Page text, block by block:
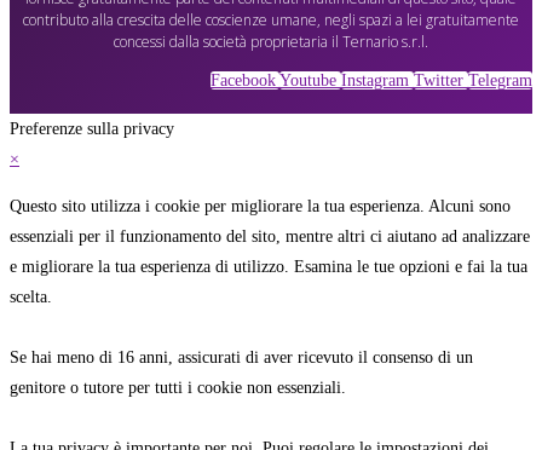
contributo alla crescita delle coscienze umane, negli spazi a lei gratuitamente
concessi dalla società proprietaria il Ternario s.r.l.
Facebook Youtube Instagram Twitter Telegram
Preferenze sulla privacy
×
Questo sito utilizza i cookie per migliorare la tua esperienza. Alcuni sono
essenziali per il funzionamento del sito, mentre altri ci aiutano ad analizzare
e migliorare la tua esperienza di utilizzo. Esamina le tue opzioni e fai la tua
scelta.
Se hai meno di 16 anni, assicurati di aver ricevuto il consenso di un
genitore o tutore per tutti i cookie non essenziali.